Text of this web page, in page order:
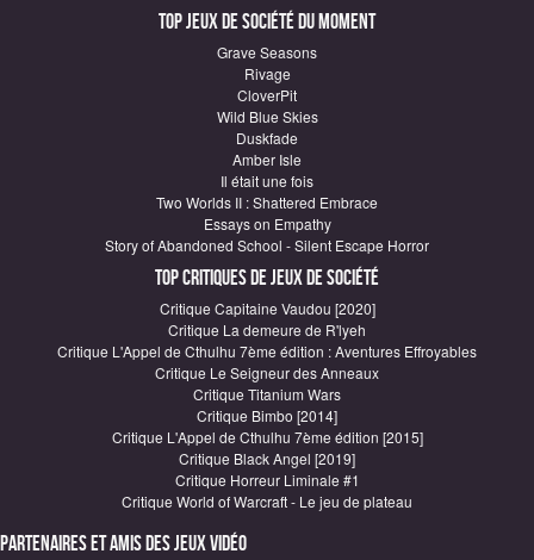
Top Jeux de société du moment
Grave Seasons
Rivage
CloverPit
Wild Blue Skies
Duskfade
Amber Isle
Il était une fois
Two Worlds II : Shattered Embrace
Essays on Empathy
Story of Abandoned School - Silent Escape Horror
Top critiques de Jeux de société
Critique Capitaine Vaudou [2020]
Critique La demeure de R'lyeh
Critique L'Appel de Cthulhu 7ème édition : Aventures Effroyables
Critique Le Seigneur des Anneaux
Critique Titanium Wars
Critique Bimbo [2014]
Critique L'Appel de Cthulhu 7ème édition [2015]
Critique Black Angel [2019]
Critique Horreur Liminale #1
Critique World of Warcraft - Le jeu de plateau
Partenaires et amis des jeux vidéo